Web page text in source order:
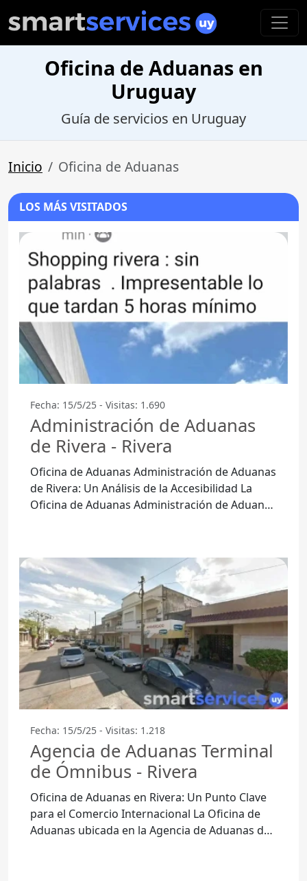
Oficina de Aduanas en
Uruguay
Guía de servicios en Uruguay
Inicio Oficina de Aduanas
LOS MÁS VISITADOS
Fecha: 15/5/25 - Visitas: 1.690
Administración de Aduanas
de Rivera - Rivera
Oficina de Aduanas Administración de Aduanas
de Rivera: Un Análisis de la Accesibilidad La
Oficina de Aduanas Administración de Aduanas
Fecha: 15/5/25 - Visitas: 1.218
Agencia de Aduanas Terminal
de Ómnibus - Rivera
Oficina de Aduanas en Rivera: Un Punto Clave
para el Comercio Internacional La Oficina de
Aduanas ubicada en la Agencia de Aduanas de